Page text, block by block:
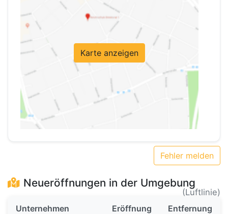
Karte anzeigen
Fehler melden
Neueröffnungen in der Umgebung
(Luftlinie)
Unternehmen
Eröffnung Entfernung